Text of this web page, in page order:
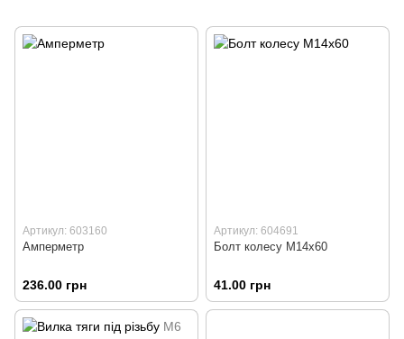
Артикул: 603160
Амперметр
236.00 грн
Артикул: 604691
Болт колесу М14х60
41.00 грн